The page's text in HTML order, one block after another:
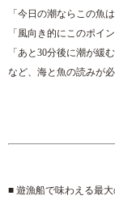
「今日の潮ならこの魚
「風向き的にこのポイ
「あと30分後に潮が緩
など、海と魚の読みが必
■ 遊漁船で味わえる最